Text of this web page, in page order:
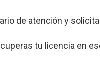
de atención y
tu licencia en